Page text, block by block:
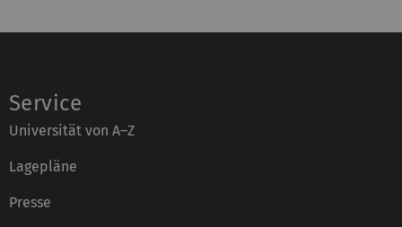
Service
Universität von A–Z
Lagepläne
Presse